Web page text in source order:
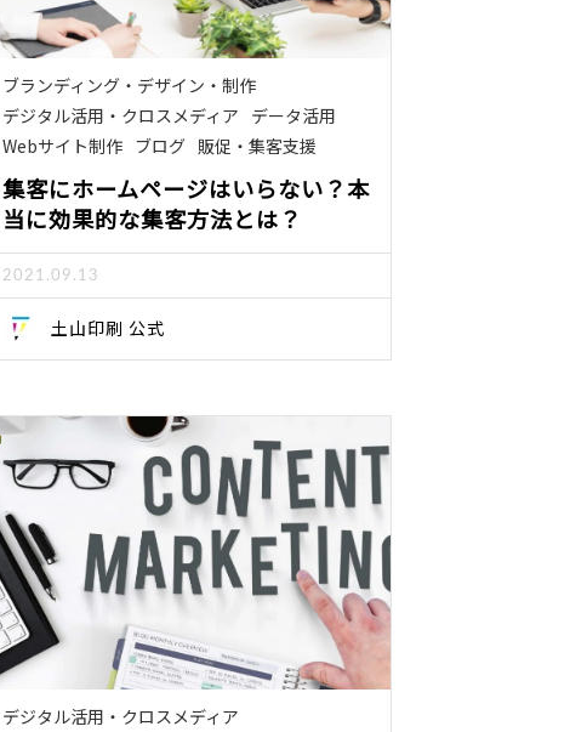
ブランディング・デザイン・制作
デジタル活用・クロスメディア データ活用
Webサイト制作 ブログ 販促・集客支援
集客にホームページはいらない？本
当に効果的な集客方法とは？
2021.09.13
土山印刷 公式
デジタル活用・クロスメディア